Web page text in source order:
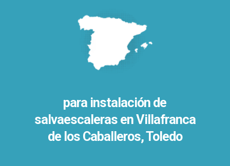
para instalación de
salvaescaleras enVillafranca
de los Caballeros, Toledo